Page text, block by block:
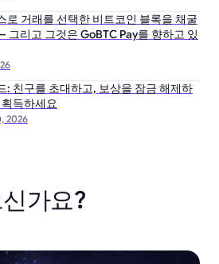
로 거래를 선택한 비트코인 블록을 채굴
그리고 그것은 GoBTC Pay를 향하고 있
2026
: 친구를 초대하고, 보상을 잠금 해제하
득하세요
가요?